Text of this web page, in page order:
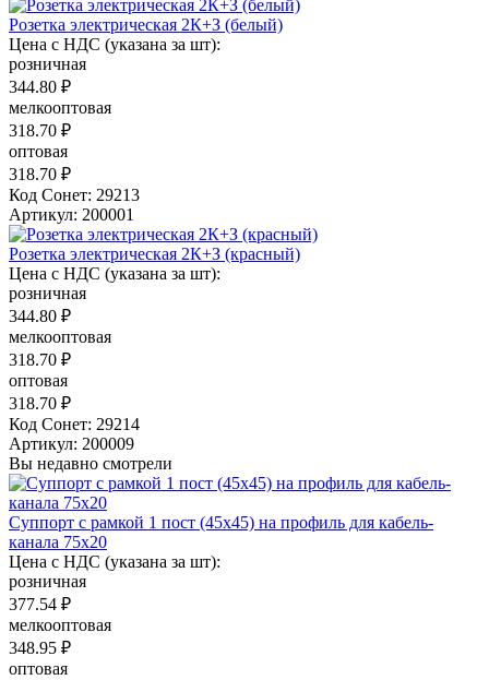
Розетка электрическая 2К+З (белый)
Цена с НДС (указана за шт):
розничная
344.80 ₽
мелкооптовая
318.70 ₽
оптовая
318.70 ₽
Код Сонет: 29213
Артикул: 200001
Розетка электрическая 2К+З (красный)
Цена с НДС (указана за шт):
розничная
344.80 ₽
мелкооптовая
318.70 ₽
оптовая
318.70 ₽
Код Сонет: 29214
Артикул: 200009
Вы недавно смотрели
Суппорт с рамкой 1 пост (45х45) на профиль для кабель-
канала 75х20
Цена с НДС (указана за шт):
розничная
377.54 ₽
мелкооптовая
348.95 ₽
оптовая